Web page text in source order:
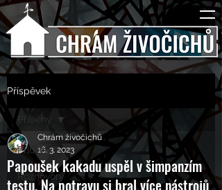
Příspěvek
Příběhy
Rozhovory
Příběhy
Papoušek kakadu uspěl v šimpanzím
testu. Na potravu si bral více nástrojů
Chrám živočichů
16. 3. 2023